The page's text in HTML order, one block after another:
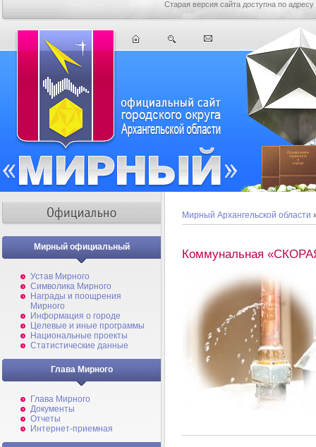
Старая версия сайта доступна по адресу
Мирный официальный
Устав Мирного
Символика Мирного
Награды и поощрения
Мирного
Информация о городе
Целевые и иные программы
Национальные проекты
Статистические данные
Глава Мирного
Глава Мирного
Документы
Отчеты
Интернет-приемная
Мирный Архангельской области
Коммунальная